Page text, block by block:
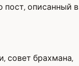
пост, описанный в
совет брахмана,